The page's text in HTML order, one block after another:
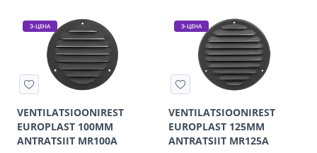
Э-ЦЕНА
VENTILATSIOONIREST
EUROPLAST 100MM
ANTRATSIIT MR100A
Э-ЦЕНА
VENTILATSIOONIREST
EUROPLAST 125MM
ANTRATSIIT MR125A